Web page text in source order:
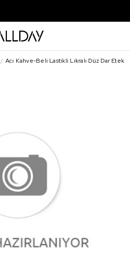
Acı Kahve-Beli Lastikli Likralı Düz Dar Etek